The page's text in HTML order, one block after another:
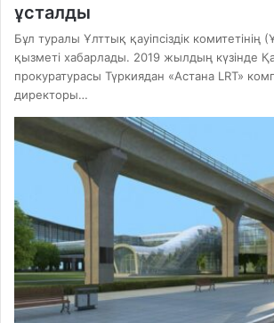
ұсталды
Бұл туралы Ұлттық қауіпсіздік комитетінің
қызметі хабарлады. 2019 жылдың күзінде
прокуратурасы Түркиядан «Астана LRT»
директоры…